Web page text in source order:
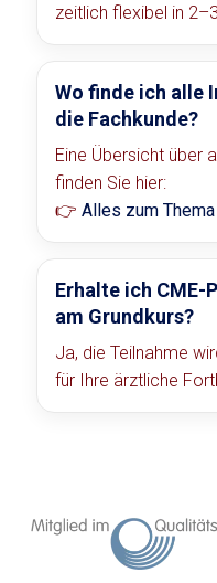
zeitlich flexibel in
Wo finde ich alle
die Fachkunde?
Eine Übersicht über
finden Sie hier:
👉 Alles zum
Erhalte ich CME-
am Grundkurs?
Ja, die Teilnahme
für Ihre ärztliche